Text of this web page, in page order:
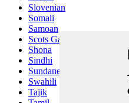
Slovenian
Somali
Samoan
Scots Gaelic
Shona
Sindhi
Sundanese
Swahili
Tajik